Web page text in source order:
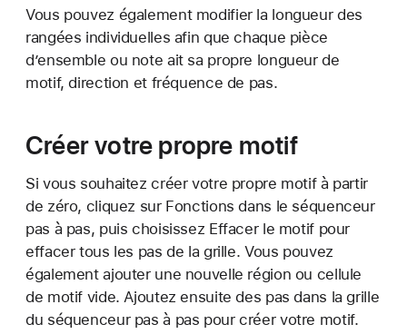
Vous pouvez également modifier la longueur des
rangées individuelles afin que chaque pièce
d’ensemble ou note ait sa propre longueur de
motif, direction et fréquence de pas.
Créer votre propre motif
Si vous souhaitez créer votre propre motif à partir
de zéro, cliquez sur Fonctions dans le séquenceur
pas à pas, puis choisissez Effacer le motif pour
effacer tous les pas de la grille. Vous pouvez
également ajouter une nouvelle région ou cellule
de motif vide. Ajoutez ensuite des pas dans la grille
du séquenceur pas à pas pour créer votre motif.